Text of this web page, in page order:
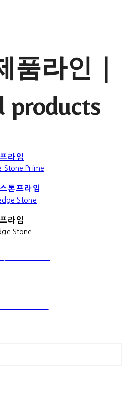
품라인｜
products
라임
Stone Prime
톤프라임
Stone
라임
Stone